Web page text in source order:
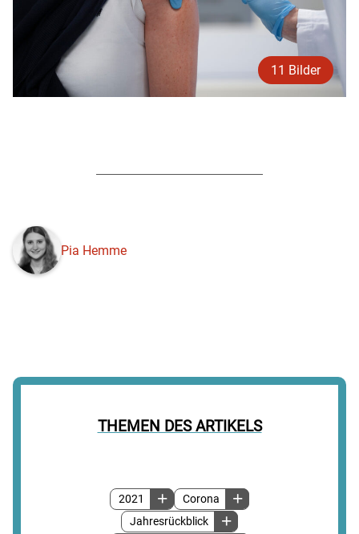
THEMEN DES ARTIKELS
2021
Corona
Jahresrückblick
11 Bilder
Pia Hemme